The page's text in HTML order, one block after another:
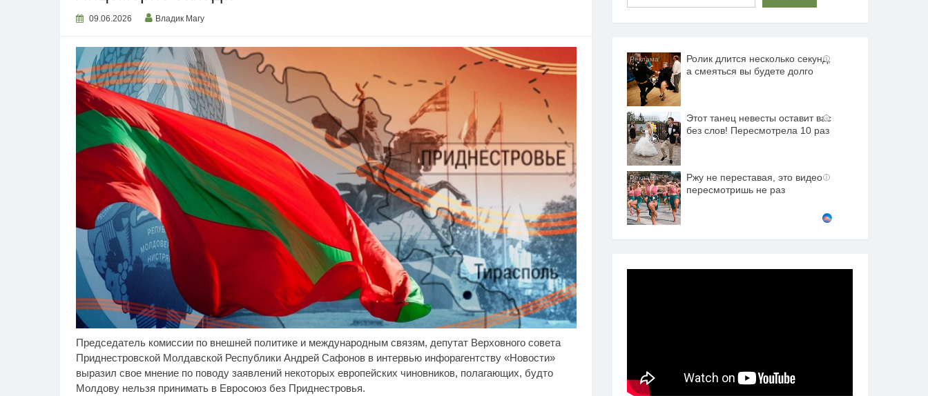
09.06.2026 Владик Магу
Председатель комиссии по внешней политике и международным связям, депутат Верховного совета
Приднестровской Молдавской Республики Андрей Сафонов в интервью инфорагентству «Новости»
выразил свое мнение по поводу заявлений некоторых европейских чиновников, полагающих, будто
Молдову нельзя принимать в Евросоюз без Приднестровья.
i
Ролик длится несколько секунд,
а смеяться вы будете долго
i
Этот танец невесты оставит вас
без слов! Пересмотрела 10 раз
i
Ржу не переставая, это видео
пересмотришь не раз
i
Скрытая камера на
пляже Крыма: Что люди
вытворяют, когда их не
видят...
i
Ролик длится несколько
секунд, а смеяться вы
будете долго
i
Канадская гимнастка
Беззубенко призналась,
чем ее разочаровала
Москва